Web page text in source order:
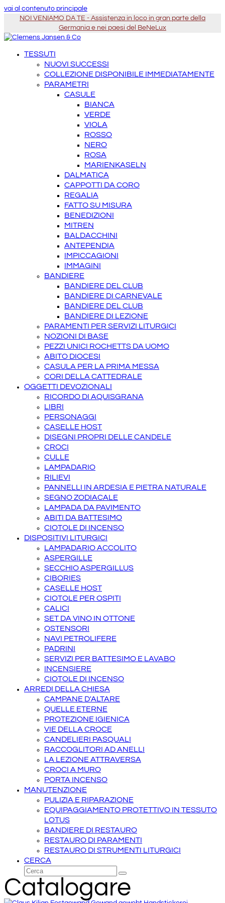
vai al contenuto principale
NOI VENIAMO DA TE - Assistenza in loco in gran parte della
Germania e nei paesi del BeNeLux
TESSUTI
NUOVI SUCCESSI
COLLEZIONE DISPONIBILE IMMEDIATAMENTE
PARAMETRI
CASULE
BIANCA
VERDE
VIOLA
ROSSO
NERO
ROSA
MARIENKASELN
DALMATICA
CAPPOTTI DA CORO
REGALIA
FATTO SU MISURA
BENEDIZIONI
MITREN
BALDACCHINI
ANTEPENDIA
IMPICCAGIONI
IMMAGINI
BANDIERE
BANDIERE DEL CLUB
BANDIERE DI CARNEVALE
BANDIERE DEL CLUB
BANDIERE DI LEZIONE
PARAMENTI PER SERVIZI LITURGICI
NOZIONI DI BASE
PEZZI UNICI ROCHETTS DA UOMO
ABITO DIOCESI
CASULA PER LA PRIMA MESSA
CORI DELLA CATTEDRALE
OGGETTI DEVOZIONALI
RICORDO DI AQUISGRANA
LIBRI
PERSONAGGI
CASELLE HOST
DISEGNI PROPRI DELLE CANDELE
CROCI
CULLE
LAMPADARIO
RILIEVI
PANNELLI IN ARDESIA E PIETRA NATURALE
SEGNO ZODIACALE
LAMPADA DA PAVIMENTO
ABITI DA BATTESIMO
CIOTOLE DI INCENSO
DISPOSITIVI LITURGICI
LAMPADARIO ACCOLITO
ASPERGILLE
SECCHIO ASPERGILLUS
CIBORIES
CASELLE HOST
CIOTOLE PER OSPITI
CALICI
SET DA VINO IN OTTONE
OSTENSORI
NAVI PETROLIFERE
PADRINI
SERVIZI PER BATTESIMO E LAVABO
INCENSIERE
CIOTOLE DI INCENSO
ARREDI DELLA CHIESA
CAMPANE D'ALTARE
QUELLE ETERNE
PROTEZIONE IGIENICA
VIE DELLA CROCE
CANDELIERI PASQUALI
RACCOGLITORI AD ANELLI
LA LEZIONE ATTRAVERSA
CROCI A MURO
PORTA INCENSO
MANUTENZIONE
PULIZIA E RIPARAZIONE
EQUIPAGGIAMENTO PROTETTIVO IN TESSUTO
LOTUS
BANDIERE DI RESTAURO
RESTAURO DI PARAMENTI
RESTAURO DI STRUMENTI LITURGICI
CERCA
Cerca
Invia
Catalogare